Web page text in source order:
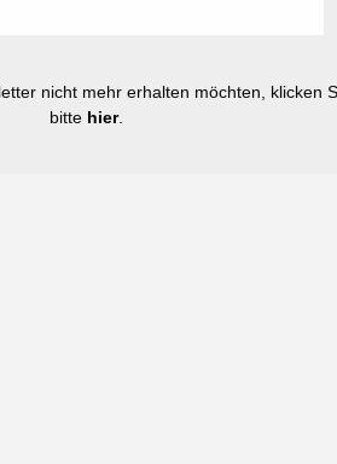
nicht mehr erhalten möchten, klicken
bitte hier.